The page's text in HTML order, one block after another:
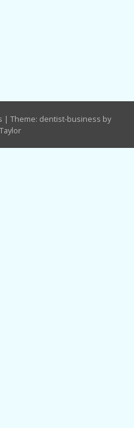
| Theme: dentist-business by